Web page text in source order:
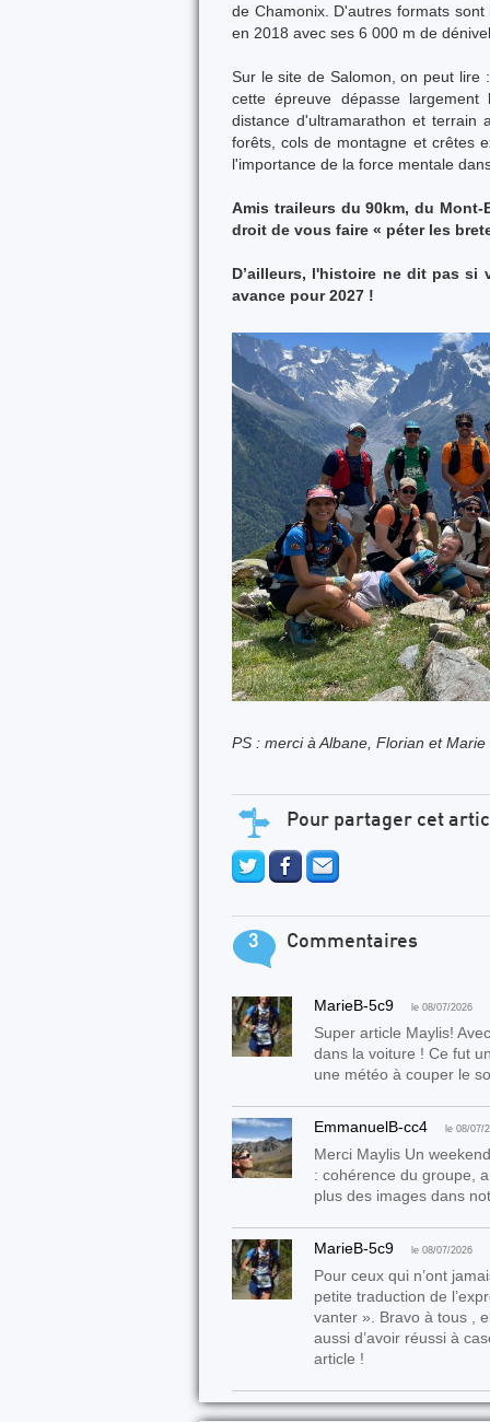
de Chamonix. D'autres formats
en 2018 avec ses 6 000 m de
Sur le site de Salomon, on peut lire
cette épreuve dépasse
distance d'ultramarathon et terrain
forêts, cols de montagne et crêtes
l'importance de la force mentale
Amis traileurs du 90km, du Mont-
droit de vous faire « péter les
D’ailleurs, l'histoire ne dit pas
avance pour 2027 !
PS : merci à Albane, Florian et
Pour partager cet
3 Commentaires
MarieB-5c9 le 08/07/2026
Super article Maylis!
dans la voiture ! Ce fut
une météo à couper le
EmmanuelB-cc4 le 08/07/
Merci Maylis Un
: cohérence du groupe,
plus des images dans
MarieB-5c9 le 08/07/2026
Pour ceux qui n’ont
petite traduction de
vanter ». Bravo à tous ,
aussi d’avoir réussi à
article !